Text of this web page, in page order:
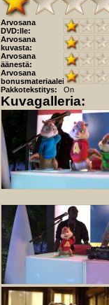
Arvosana
DVD:lle:
Arvosana
kuvasta:
Arvosana
äänestä:
Arvosana
bonusmateriaaleista:
Pakkotekstitys:
On
Kuvagalleria: